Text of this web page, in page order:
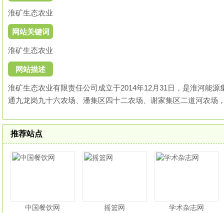
淮矿生态农业
网站关键词
淮矿生态农业
网站描述
淮矿生态农业有限责任公司成立于2014年12月31日，是淮河能
通九龙岗九十六农场、潘集区四十二农场、谢家集区二道河农场
推荐站点
中国餐饮网 摇篮网 学术杂志网